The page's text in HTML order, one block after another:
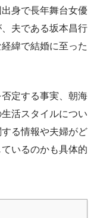
身で長年舞台女優
夫である坂本昌行
緯で結婚に至った
定する事実、朝海
活スタイルについ
る情報や夫婦がど
いるのかも具体的